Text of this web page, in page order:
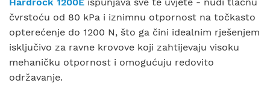
čvrstoću od 80 kPa i iznimnu otpornost na točkasto
opterećenje do 1200 N, što ga čini idealnim rješenjem
isključivo za ravne krovove koji zahtijevaju visoku
mehaničku otpornost i omogućuju redovito
održavanje.